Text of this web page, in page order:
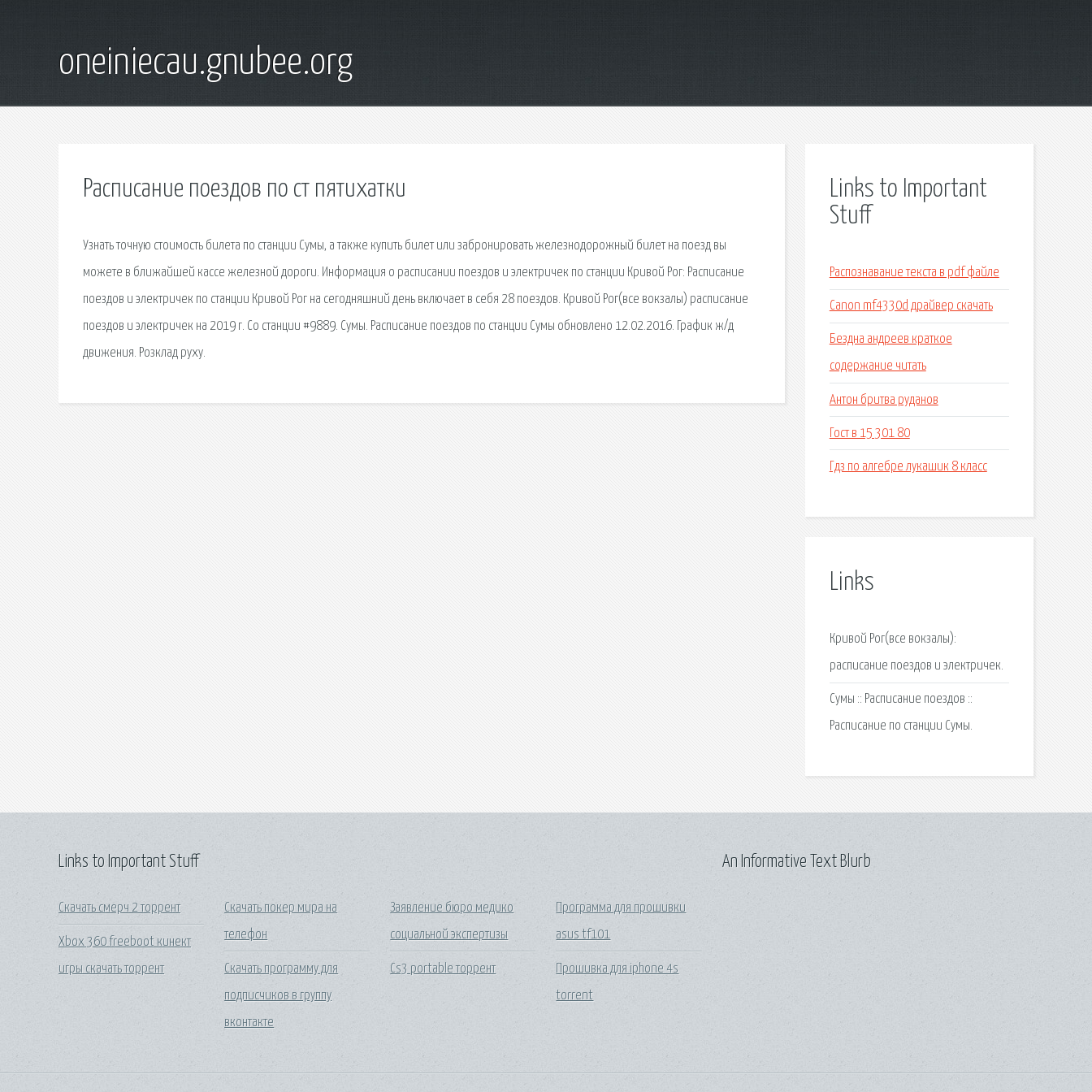
oneiniecau.gnubee.org
Расписание поездов по ст пятихатки
Узнать точную стоимость билета по станции Сумы, а также купить билет или забронировать железнодорожный билет на поезд вы
можете в ближайшей кассе железной дороги. Информация о расписании поездов и электричек по станции Кривой Рог: Расписание
поездов и электричек по станции Кривой Рог на сегодняшний день включает в себя 28 поездов. Кривой Рог(все вокзалы) расписание
поездов и электричек на 2019 г. Со станции #9889. Сумы. Расписание поездов по станции Сумы обновлено 12.02.2016. График ж/д
движения. Розклад руху.
Links to Important
Stuff
Распознавание текста в pdf файле
Canon mf4330d драйвер скачать
Бездна андреев краткое
содержание читать
Антон бритва руданов
Гост в 15 301 80
Гдз по алгебре лукашик 8 класс
Links
Кривой Рог(все вокзалы):
расписание поездов и электричек.
Сумы :: Расписание поездов ::
Расписание по станции Сумы.
Links to Important Stuff
Скачать смерч 2 торрент
Xbox 360 freeboot кинект
игры скачать торрент
Скачать покер мира на
телефон
Скачать программу для
подписчиков в группу
вконтакте
Заявление бюро медико
социальной экспертизы
Cs3 portable торрент
Программа для прошивки
asus tf101
Прошивка для iphone 4s
torrent
An Informative Text Blurb